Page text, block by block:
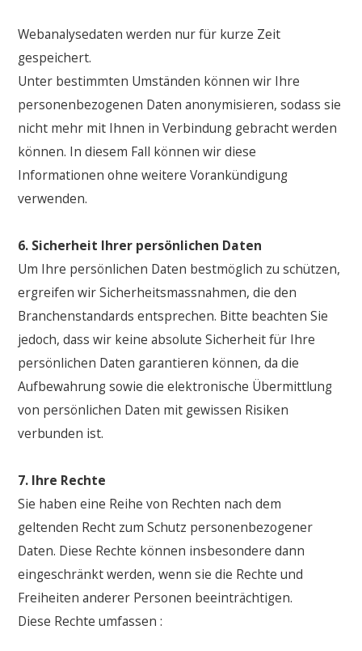
Webanalysedaten werden nur für kurze Zeit
gespeichert.
Unter bestimmten Umständen können wir Ihre
personenbezogenen Daten anonymisieren, sodass sie
nicht mehr mit Ihnen in Verbindung gebracht werden
können. In diesem Fall können wir diese
Informationen ohne weitere Vorankündigung
verwenden.
6. Sicherheit Ihrer persönlichen Daten
Um Ihre persönlichen Daten bestmöglich zu schützen,
ergreifen wir Sicherheitsmassnahmen, die den
Branchenstandards entsprechen. Bitte beachten Sie
jedoch, dass wir keine absolute Sicherheit für Ihre
persönlichen Daten garantieren können, da die
Aufbewahrung sowie die elektronische Übermittlung
von persönlichen Daten mit gewissen Risiken
verbunden ist.
7. Ihre Rechte
Sie haben eine Reihe von Rechten nach dem
geltenden Recht zum Schutz personenbezogener
Daten. Diese Rechte können insbesondere dann
eingeschränkt werden, wenn sie die Rechte und
Freiheiten anderer Personen beeinträchtigen.
Diese Rechte umfassen :